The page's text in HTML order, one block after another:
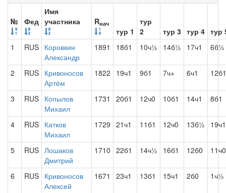
№ Фед
Имя
участника
Rнач
тур 1
тур
2
тур 3 тур 4 тур
1
RUS Коровкин
Александр
1891 18б1 10ч½ 14б½ 17ч1 6б½
2 RUS Кривоносов
Артём
1822 19ч1 9б1 7ч+ 6ч1 12б1
3 RUS Копылов
Михаил
1731 20б1 12ч0 10б1 14ч1 8б1
4 RUS Катков
Михаил
1729 21ч1 11б1 12ч0 13б½ 19ч1
5 RUS Лошаков
Дмитрий
1710 22б1 14ч½ 16б1 12б0 11ч0
6 RUS Кривоносов
Алексей
1671 23ч1 13б1 15ч1 2б0 1ч½